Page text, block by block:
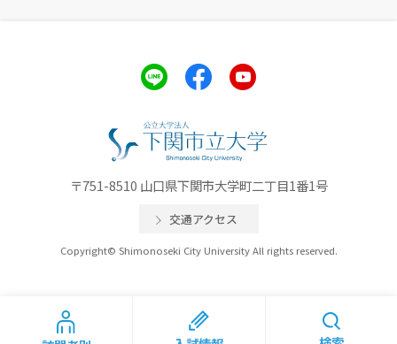
〒751-8510 山口県下関市大学町二丁目1番1号
交通アクセス
Copyright© Shimonoseki City University All rights reserved.